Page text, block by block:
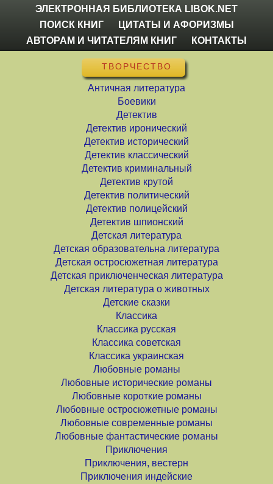
ЭЛЕКТРОННАЯ БИБЛИОТЕКА LIBOK.NET
ПОИСК КНИГ
ЦИТАТЫ И АФОРИЗМЫ
АВТОРАМ И ЧИТАТЕЛЯМ КНИГ
КОНТАКТЫ
ТВОРЧЕСТВО
Античная литература
Боевики
Детектив
Детектив иронический
Детектив исторический
Детектив классический
Детектив криминальный
Детектив крутой
Детектив политический
Детектив полицейский
Детектив шпионский
Детская литература
Детская образовательна литература
Детская остросюжетная литература
Детская приключенческая литература
Детская литература о животных
Детские сказки
Классика
Классика русская
Классика советская
Классика украинская
Любовные романы
Любовные исторические романы
Любовные короткие романы
Любовные остросюжетные романы
Любовные современные романы
Любовные фантастические романы
Приключения
Приключения, вестерн
Приключения индейские